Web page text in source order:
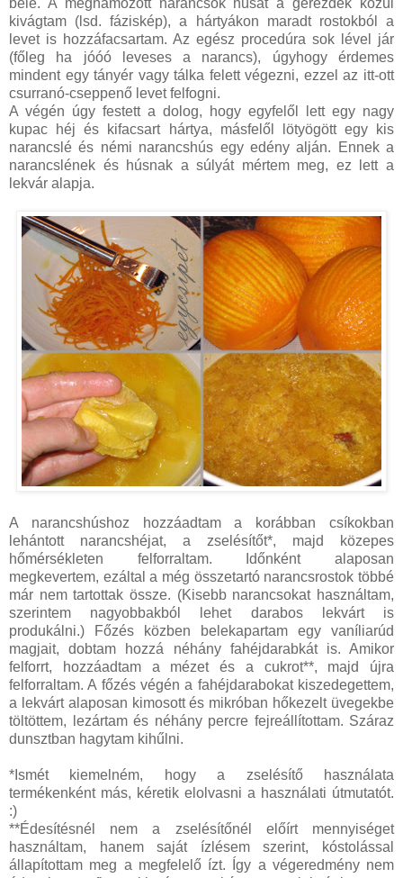
bele. A meghámozott narancsok húsát a gerezdek közül
kivágtam (lsd. fáziskép), a hártyákon maradt rostokból a
levet is hozzáfacsartam. Az egész procedúra sok lével jár
(főleg ha jóóó leveses a narancs), úgyhogy érdemes
mindent egy tányér vagy tálka felett végezni, ezzel az itt-ott
csurranó-cseppenő levet felfogni.
A végén úgy festett a dolog, hogy egyfelől lett egy nagy
kupac héj és kifacsart hártya, másfelől lötyögött egy kis
narancslé és némi narancshús egy edény alján. Ennek a
narancslének és húsnak a súlyát mértem meg, ez lett a
lekvár alapja.
A narancshúshoz hozzáadtam a korábban csíkokban
lehántott narancshéjat, a zselésítőt*, majd közepes
hőmérsékleten felforraltam. Időnként alaposan
megkevertem, ezáltal a még összetartó narancsrostok többé
már nem tartottak össze. (Kisebb narancsokat használtam,
szerintem nagyobbakból lehet darabos lekvárt is
produkálni.) Főzés közben belekapartam egy vaníliarúd
magjait, dobtam hozzá néhány fahéjdarabkát is. Amikor
felforrt, hozzáadtam a mézet és a cukrot**, majd újra
felforraltam. A főzés végén a fahéjdarabokat kiszedegettem,
a lekvárt alaposan kimosott és mikróban hőkezelt üvegekbe
töltöttem, lezártam és néhány percre fejreállítottam. Száraz
dunsztban hagytam kihűlni.
*Ismét kiemelném, hogy a zselésítő használata
termékenként más, kéretik elolvasni a használati útmutatót.
:)
**Édesítésnél nem a zselésítőnél előírt mennyiséget
használtam, hanem saját ízlésem szerint, kóstolással
állapítottam meg a megfelelő ízt. Így a végeredmény nem